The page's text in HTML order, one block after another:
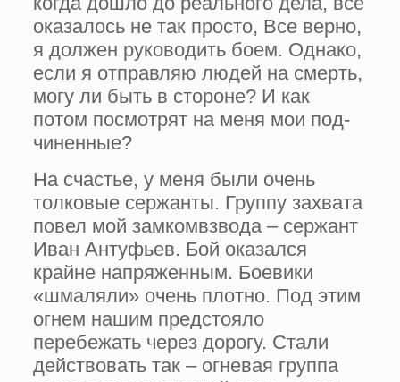
оказалось не так просто, Все верно,
я должен руководить боем. Однако,
если я отправ­ляю людей на смерть,
могу ли быть в стороне? И как
потом пос­мотрят на меня мои под­
чиненные?
На счастье, у меня были очень
толковые сержанты. Группу захвата
повел мой замкомвзвода – сержант
Иван Антуфьев. Бой оказался
крайне напряженным. Боевики
«шмаляли» очень плот­но. Под этим
огнем нашим предстояло
перебежать через дорогу. Стали
действо­вать так – огневая группа